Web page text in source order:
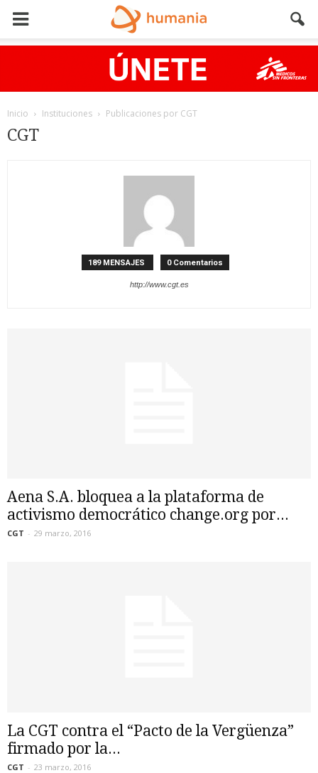
Inicio Instituciones Publicaciones por CGT
CGT
189 MENSAJES 0 Comentarios
http://www.cgt.es
Aena S.A. bloquea a la plataforma de
activismo democrático change.org por...
CGT - 29 marzo, 2016
La CGT contra el “Pacto de la Vergüenza”
firmado por la...
CGT - 23 marzo, 2016